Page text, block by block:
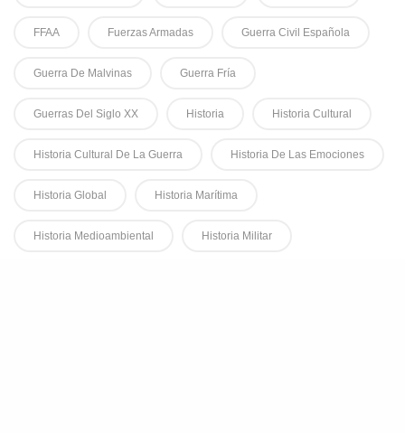
FFAA Fuerzas Armadas Guerra Civil Española
Guerra De Malvinas Guerra Fría
Guerras Del Siglo XX Historia Historia Cultural
Historia Cultural De La Guerra Historia De Las Emociones
Historia Global Historia Marítima
Historia Medioambiental Historia Militar